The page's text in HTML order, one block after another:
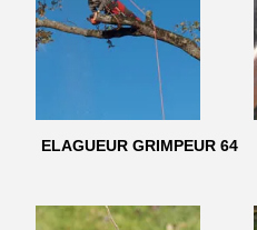
ELAGUEUR GRIMPEUR 64